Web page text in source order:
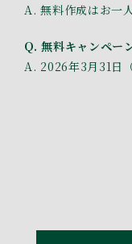
A. 無料作成はお一
Q. 無料キャンペー
A. 2026年3月31日